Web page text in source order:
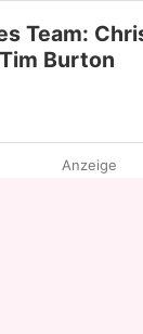
Team:
Burton
Anzeige